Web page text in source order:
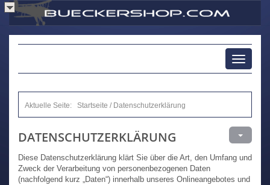
Toggle
Aktuelle Seite: Startseite / Datenschutzerklärung
DATENSCHUTZERKLÄRUNG
Diese Datenschutzerklärung klärt Sie über die Art, den Umfang und
Zweck der Verarbeitung von personenbezogenen Daten
(nachfolgend kurz „Daten“) innerhalb unseres Onlineangebotes und